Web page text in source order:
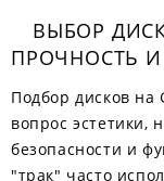
ВЫБОР
ПРОЧНОСТЬ
Подбор дисков на
вопрос эстетики,
безопасности и
"трак" часто